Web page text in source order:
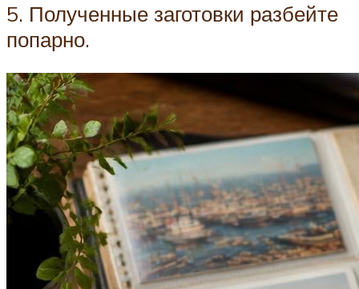
5. Полученные заготовки разбейте
попарно.